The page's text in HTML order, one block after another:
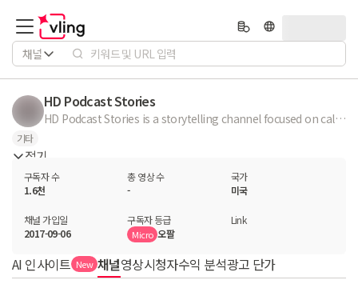
채널
HD Podcast Stories
HD Podcast Stories is a storytelling channel focused on calm, intelligent revenge and truth revealed at the right moment. 📖 The channel shares long-form narrative stories about betrayal, self-respect, and quiet justice in modern relationships. ✍️ Every video is fully created by me — from original scriptwriting to voice narration and detailed audio editing. 🎧 Content is designed for immersive listening, perfect for late nights and long sessions. ⚖️ The stories promote accountability, emotional control, and personal dignity — never violence or hate. 🧠 This channel values patience, clarity, and thoughtful decision-making over impulsive reactions. ✅ All content follows YouTube community guidelines and focuses on positive moral outcomes. 🌑 Silence speaks louder here — truth always finds its way.
기타
접기
구독자 수
1.6천
총 영상 수
-
국가
미국
채널 가입일
2017-09-06
구독자 등급
Micro 오팔
Link
AI 인사이트 New 채널영상시청자수익 분석광고 단가